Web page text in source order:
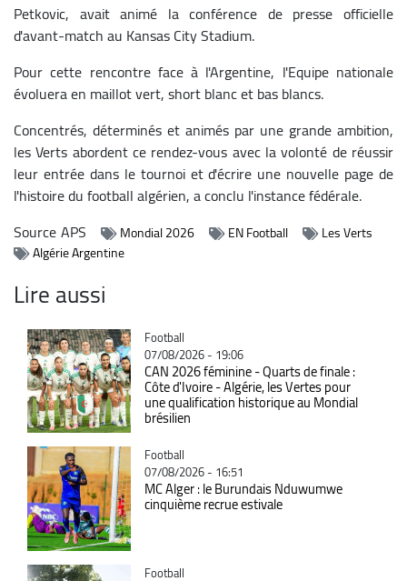
Petkovic, avait animé la conférence de presse officielle
d'avant-match au Kansas City Stadium.
Pour cette rencontre face à l'Argentine, l'Equipe nationale
évoluera en maillot vert, short blanc et bas blancs.
Concentrés, déterminés et animés par une grande ambition,
les Verts abordent ce rendez-vous avec la volonté de réussir
leur entrée dans le tournoi et d'écrire une nouvelle page de
l'histoire du football algérien, a conclu l'instance fédérale.
SourceAPS Mondial 2026 EN Football
Les Verts
Algérie Argentine
Lire aussi
Catégorie
Football
07/08/2026 - 19:06
CAN 2026 féminine - Quarts de finale :
Côte d'Ivoire - Algérie, les Vertes pour
une qualification historique au Mondial
brésilien
Catégorie
Football
07/08/2026 - 16:51
MC Alger : le Burundais Nduwumwe
cinquième recrue estivale
Catégorie
Football